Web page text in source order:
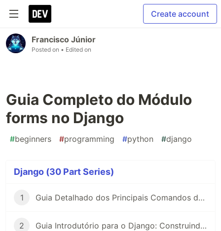
Create account
Francisco Júnior
Posted on • Edited on
Guia Completo do Módulo
forms no Django
#beginners #programming #python #django
Django (30 Part Series)
1 Guia Detalhado dos Principais Comandos do Django com Exemplos
2 Guia Introdutório para o Django: Construindo Aplicações Web em Python